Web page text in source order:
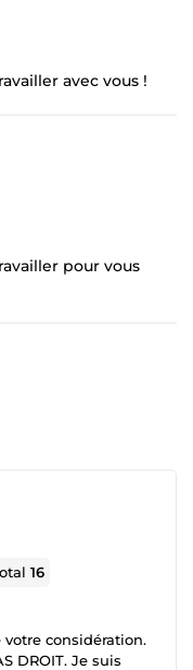
avec vous !
pour vous
16
considération.
DROIT. Je suis